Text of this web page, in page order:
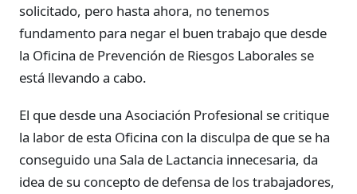
solicitado, pero hasta ahora, no tenemos
fundamento para negar el buen trabajo que desde
la Oficina de Prevención de Riesgos Laborales se
está llevando a cabo.
El que desde una Asociación Profesional se critique
la labor de esta Oficina con la disculpa de que se ha
conseguido una Sala de Lactancia innecesaria, da
idea de su concepto de defensa de los trabajadores,